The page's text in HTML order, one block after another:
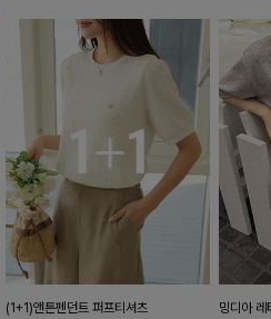
(1+1)앤튼펜던트 퍼프티셔츠
밍디아 레